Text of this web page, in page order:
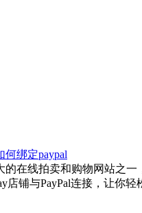
何绑定paypal
在线拍卖和购物网站之
铺与PayPal连接，让你轻